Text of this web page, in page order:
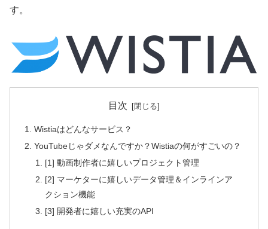
す。
目次
Wistiaはどんなサービス？
YouTubeじゃダメなんですか？Wistiaの何がすごいの？
[1] 動画制作者に嬉しいプロジェクト管理
[2] マーケターに嬉しいデータ管理＆インラインア
クション機能
[3] 開発者に嬉しい充実のAPI